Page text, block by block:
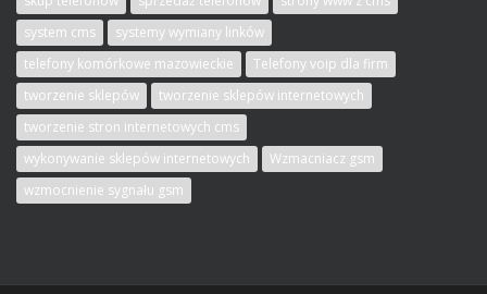
system cms
systemy wymiany linków
telefony komórkowe mazowieckie
Telefony voip dla firm
tworzenie sklepów
tworzenie sklepów internetowych
tworzenie stron internetowych cms
wykonywanie sklepów internetowych
Wzmacniacz gsm
wzmocnienie sygnału gsm